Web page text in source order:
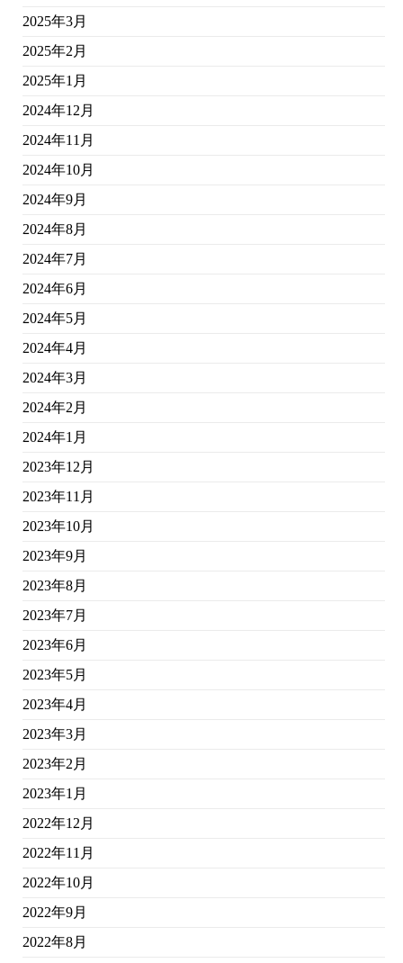
2025年3月
2025年2月
2025年1月
2024年12月
2024年11月
2024年10月
2024年9月
2024年8月
2024年7月
2024年6月
2024年5月
2024年4月
2024年3月
2024年2月
2024年1月
2023年12月
2023年11月
2023年10月
2023年9月
2023年8月
2023年7月
2023年6月
2023年5月
2023年4月
2023年3月
2023年2月
2023年1月
2022年12月
2022年11月
2022年10月
2022年9月
2022年8月